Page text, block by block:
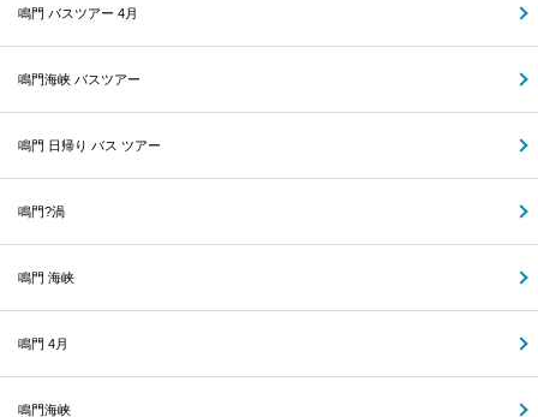
鳴門 バスツアー 4月
鳴門海峡 バスツアー
鳴門 日帰り バス ツアー
鳴門?渦
鳴門 海峡
鳴門 4月
鳴門海峡